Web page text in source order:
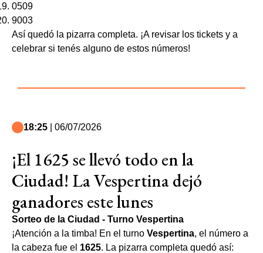
0509
9003
Así quedó la pizarra completa. ¡A revisar los tickets y a
celebrar si tenés alguno de estos números!
18:25 | 06/07/2026
¡El 1625 se llevó todo en la
Ciudad! La Vespertina dejó
ganadores este lunes
Sorteo de la Ciudad - Turno Vespertina
¡Atención a la timba! En el turno Vespertina, el número a
la cabeza fue el 1625. La pizarra completa quedó así: